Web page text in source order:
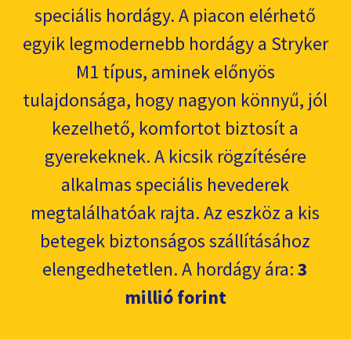
speciális hordágy. A piacon elérhető
egyik legmodernebb hordágy a Stryker
M1 típus, aminek előnyös
tulajdonsága, hogy nagyon könnyű, jól
kezelhető, komfortot biztosít a
gyerekeknek. A kicsik rögzítésére
alkalmas speciális hevederek
megtalálhatóak rajta. Az eszköz a kis
betegek biztonságos szállításához
elengedhetetlen. A hordágy ára:3
millió forint